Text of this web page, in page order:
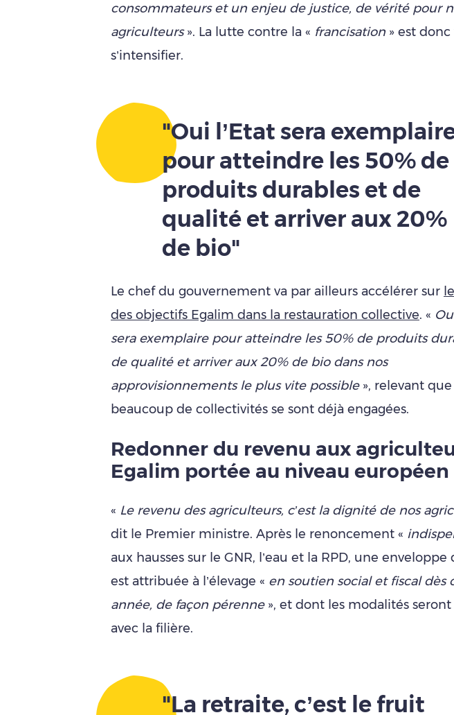
consommateurs et un enjeu de justice, de vérité pour
agriculteurs». La lutte contre la « francisation » est
s’intensifier.
"Oui l’Etat sera
pour atteindre les 50% de
produits durables et de
qualité et arriver aux 20%
de bio"
Le chef du gouvernement va par ailleurs accélérer sur
des objectifs Egalim dans la restauration collective. «
sera exemplaire pour atteindre les 50% de produits
de qualité et arriver aux 20% de bio dans nos
approvisionnements le plus vite possible», relevant que
beaucoup de collectivités se sont déjà engagées.
Redonner du revenu aux
Egalim portée au niveau européen
« Le revenu des agriculteurs, c’est la dignité de nos
dit le Premier ministre. Après le renoncement «
aux hausses sur le GNR, l’eau et la RPD, une enveloppe
est attribuée à l’élevage « en soutien social et fiscal dès
année, de façon pérenne», et dont les modalités seront
avec la filière.
"La retraite, c’est le fruit